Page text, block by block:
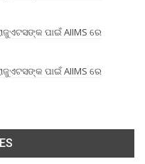
ପାଇଁ AIIMS ରେ
ପାଇଁ AIIMS ରେ